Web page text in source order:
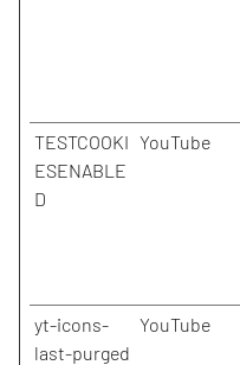
TESTCOOKI
ESENABLE
D
YouTube
yt-icons-
last-purged
YouTube